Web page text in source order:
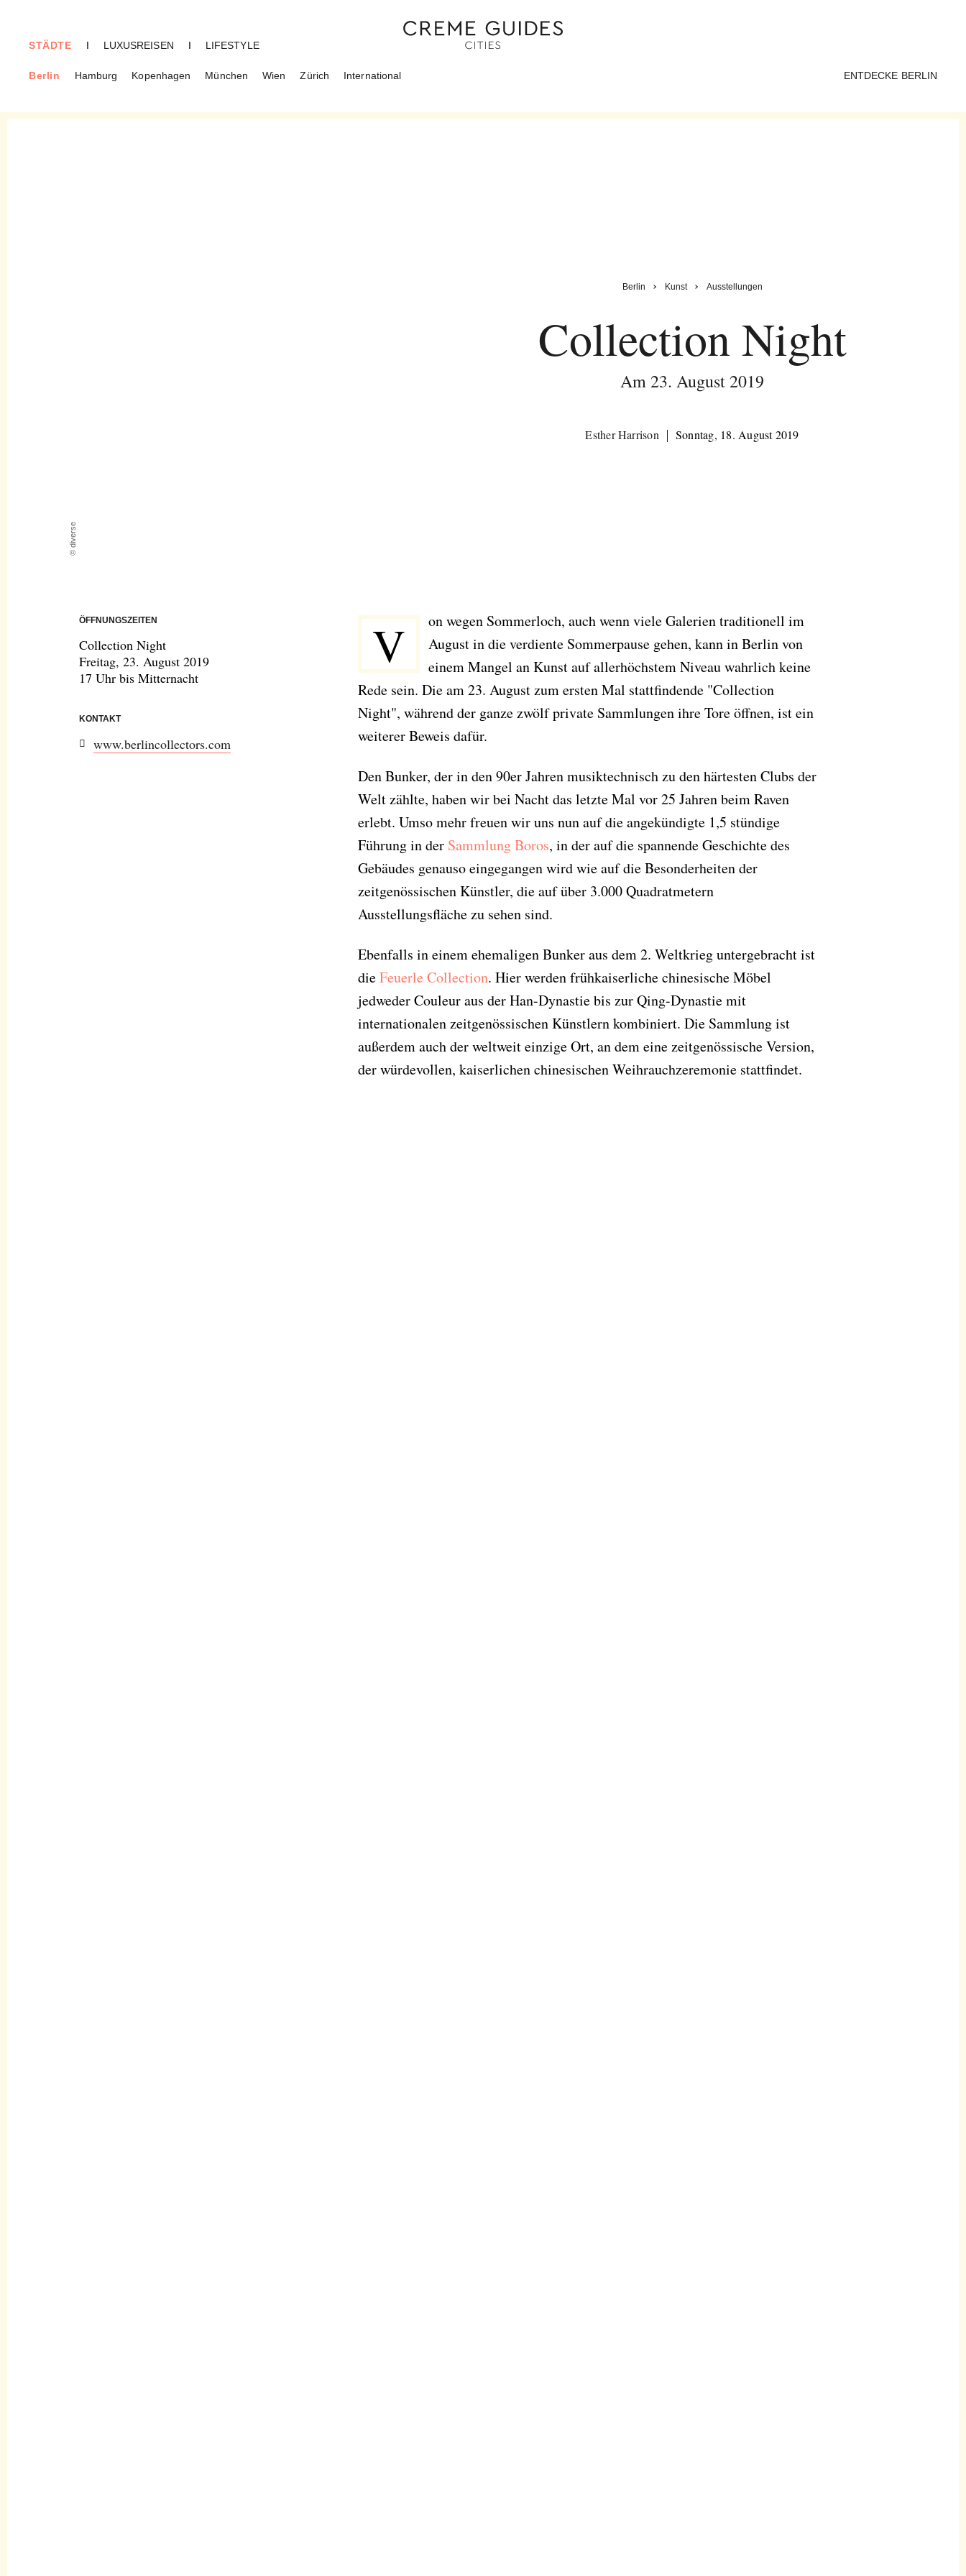
STÄDTE
Berlin Hamburg Kopenhagen München Wien Zürich International
I LUXUSREISEN I LIFESTYLE
ENTDECKE BERLIN
Berlin Kunst Ausstellungen
Collection Night
Am 23. August 2019
Esther Harrison Sonntag, 18. August 2019
© diverse
ÖFFNUNGSZEITEN
Collection Night
Freitag, 23. August 2019
17 Uhr bis Mitternacht
KONTAKT
www.berlincollectors.com
V
on wegen Sommerloch, auch wenn viele Galerien traditionell im
August in die verdiente Sommerpause gehen, kann in Berlin von
einem Mangel an Kunst auf allerhöchstem Niveau wahrlich keine
Rede sein. Die am 23. August zum ersten Mal stattfindende "Collection
Night", während der ganze zwölf private Sammlungen ihre Tore öffnen, ist ein
weiterer Beweis dafür.
Den Bunker, der in den 90er Jahren musiktechnisch zu den härtesten Clubs der
Welt zählte, haben wir bei Nacht das letzte Mal vor 25 Jahren beim Raven
erlebt. Umso mehr freuen wir uns nun auf die angekündigte 1,5 stündige
Führung in der Sammlung Boros, in der auf die spannende Geschichte des
Gebäudes genauso eingegangen wird wie auf die Besonderheiten der
zeitgenössischen Künstler, die auf über 3.000 Quadratmetern
Ausstellungsfläche zu sehen sind.
Ebenfalls in einem ehemaligen Bunker aus dem 2. Weltkrieg untergebracht ist
dieFeuerle Collection. Hier werden frühkaiserliche chinesische Möbel
jedweder Couleur aus der Han-Dynastie bis zur Qing-Dynastie mit
internationalen zeitgenössischen Künstlern kombiniert. Die Sammlung ist
außerdem auch der weltweit einzige Ort, an dem eine zeitgenössische Version,
der würdevollen, kaiserlichen chinesischen Weihrauchzeremonie stattfindet.